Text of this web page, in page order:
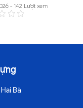
- 142 Lượt xem
Bà